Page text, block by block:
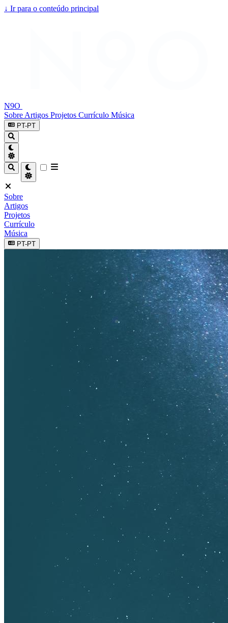
↓ Ir para o conteúdo principal
N9O
Sobre Artigos Projetos Currículo Música
PT-PT
Sobre
Artigos
Projetos
Currículo
Música
PT-PT